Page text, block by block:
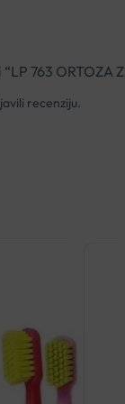
763 ORTOZA
recenziju.